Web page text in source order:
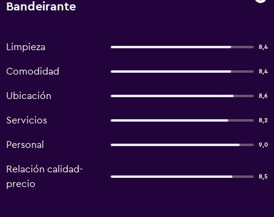
Bandeirante
Limpieza 8,4
Comodidad 8,4
Ubicación 8,6
Servicios 8,2
Personal 9,0
Relación calidad-
precio
8,5